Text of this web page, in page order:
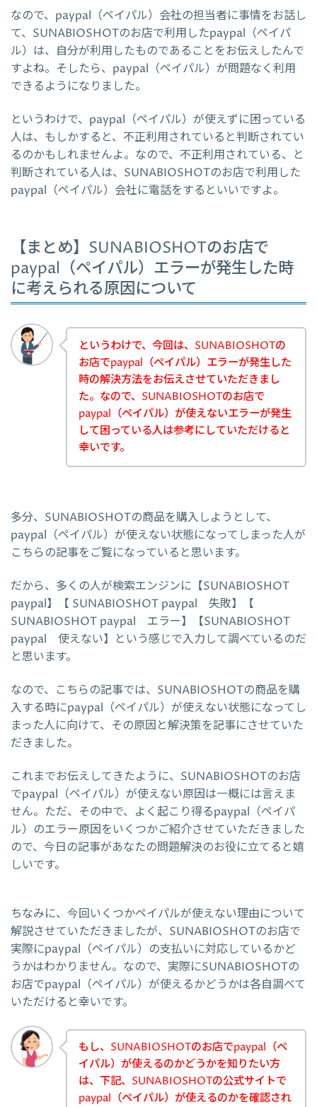
なので、paypal（ペイパル）会社の担当者に事情をお話し
て、SUNABIOSHOTのお店で利用したpaypal（ペイパ
ル）は、自分が利用したものであることをお伝えしたんで
すよね。そしたら、paypal（ペイパル）が問題なく利用
できるようになりました。
というわけで、paypal（ペイパル）が使えずに困っている
人は、もしかすると、不正利用されていると判断されてい
るのかもしれませんよ。なので、不正利用されている、と
判断されている人は、SUNABIOSHOTのお店で利用した
paypal（ペイパル）会社に電話をするといいですよ。
【まとめ】SUNABIOSHOTのお店で
paypal（ペイパル）エラーが発生した時
に考えられる原因について
というわけで、今回は、SUNABIOSHOTの
お店でpaypal（ペイパル）エラーが発生した
時の解決方法をお伝えさせていただきまし
た。なので、SUNABIOSHOTのお店で
paypal（ペイパル）が使えないエラーが発生
して困っている人は参考にしていただけると
幸いです。
多分、SUNABIOSHOTの商品を購入しようとして、
paypal（ペイパル）が使えない状態になってしまった人が
こちらの記事をご覧になっていると思います。
だから、多くの人が検索エンジンに【SUNABIOSHOT
paypal】【 SUNABIOSHOT paypal 失敗】【
SUNABIOSHOT paypal エラー】【SUNABIOSHOT
paypal 使えない】という感じで入力して調べているのだ
と思います。
なので、こちらの記事では、SUNABIOSHOTの商品を購
入する時にpaypal（ペイパル）が使えない状態になってし
まった人に向けて、その原因と解決策を記事にさせていた
だきました。
これまでお伝えしてきたように、SUNABIOSHOTのお店
でpaypal（ペイパル）が使えない原因は一概には言えま
せん。ただ、その中で、よく起こり得るpaypal（ペイパ
ル）のエラー原因をいくつかご紹介させていただきました
ので、今日の記事があなたの問題解決のお役に立てると嬉
しいです。
ちなみに、今回いくつかペイパルが使えない理由について
解説させていただきましたが、SUNABIOSHOTのお店で
実際にpaypal（ペイパル）の支払いに対応しているかど
うかはわかりません。なので、実際にSUNABIOSHOTの
お店でpaypal（ペイパル）が使えるかどうかは各自調べて
いただけると幸いです。
もし、SUNABIOSHOTのお店でpaypal（ペ
イパル）が使えるのかどうかを知りたい方
は、下記、SUNABIOSHOTの公式サイトで
paypal（ペイパル）が使えるのかを確認され